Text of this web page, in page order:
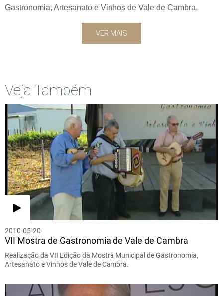
Gastronomia, Artesanato e Vinhos de Vale de Cambra.
VER MAIS
Veja Também
2010-05-20
VII Mostra de Gastronomia de Vale de Cambra
Realização da VII Edição da Mostra Municipal de Gastronomia,
Artesanato e Vinhos de Vale de Cambra.